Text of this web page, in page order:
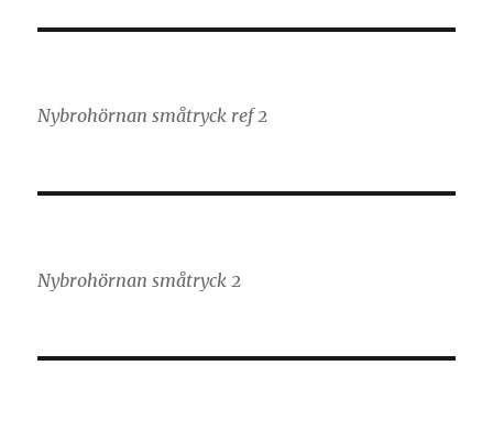
Nybrohörnan småtryck ref 2
Nybrohörnan småtryck 2